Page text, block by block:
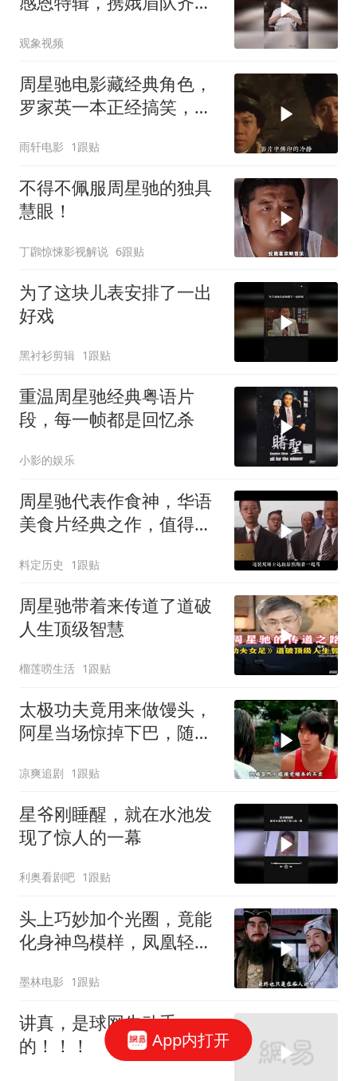
观象视频
周星驰电影藏经典角色，
罗家英一本正经搞笑，星
雨轩电影 1跟贴
不得不佩服周星驰的独具
慧眼！
丁鸊惊悚影视解说 6跟贴
为了这块儿表安排了一出
好戏
黑衬衫剪辑 1跟贴
重温周星驰经典粤语片
段，每一帧都是回忆杀
小影的娱乐
周星驰代表作食神，华语
美食片经典之作，值得深
料定历史 1跟贴
周星驰带着来传道了道破
人生顶级智慧
榴莲唠生活 1跟贴
太极功夫竟用来做馒头，
阿星当场惊掉下巴，随后
凉爽追剧 1跟贴
星爷刚睡醒，就在水池发
现了惊人的一幕
利奥看剧吧 1跟贴
头上巧妙加个光圈，竟能
化身神鸟模样，凤凰轻松
墨林电影 1跟贴
讲真，是球网先动手
的！！！
App内打开